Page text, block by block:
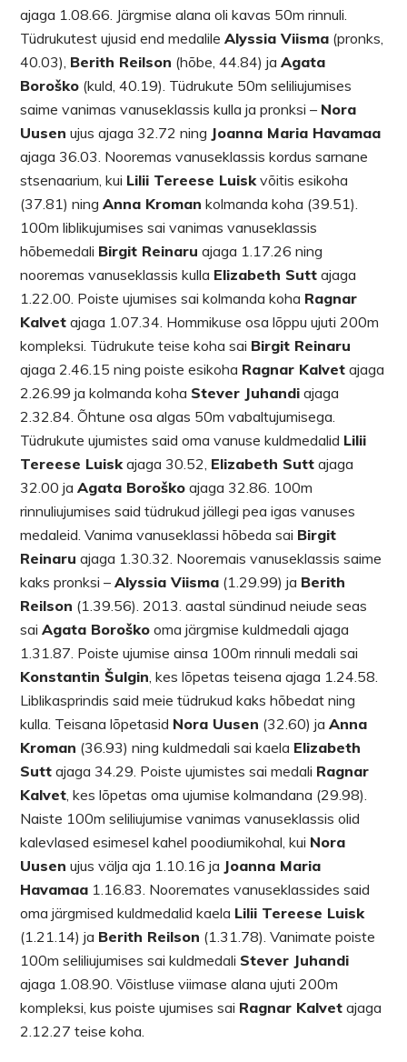
ajaga 1.08.66. Järgmise alana oli kavas 50m rinnuli.
Tüdrukutest ujusid end medalileAlyssia Viisma (pronks,
40.03), Berith Reilson (hõbe, 44.84) jaAgata
Boroško (kuld, 40.19). Tüdrukute 50m seliliujumises
saime vanimas vanuseklassis kulla ja pronksi – Nora
Uusen ujus ajaga 32.72 ning Joanna Maria Havamaa
ajaga 36.03. Nooremas vanuseklassis kordus sarnane
stsenaarium, kui Lilii Tereese Luisk võitis esikoha
(37.81) ningAnna Kroman kolmanda koha (39.51).
100m liblikujumises sai vanimas vanuseklassis
hõbemedali Birgit Reinaru ajaga 1.17.26 ning
nooremas vanuseklassis kulla Elizabeth Sutt ajaga
1.22.00. Poiste ujumises sai kolmanda koha Ragnar
Kalvet ajaga 1.07.34. Hommikuse osa lõppu ujuti 200m
kompleksi. Tüdrukute teise koha sai Birgit Reinaru
ajaga 2.46.15 ning poiste esikoha Ragnar Kalvet ajaga
2.26.99 ja kolmanda koha Stever Juhandi ajaga
2.32.84. Õhtune osa algas 50m vabaltujumisega.
Tüdrukute ujumistes said oma vanuse kuldmedalid Lilii
Tereese Luisk ajaga 30.52, Elizabeth Sutt ajaga
32.00 jaAgata Boroško ajaga 32.86. 100m
rinnuliujumises said tüdrukud jällegi pea igas vanuses
medaleid. Vanima vanuseklassi hõbeda sai Birgit
Reinaru ajaga 1.30.32. Nooremais vanuseklassis saime
kaks pronksi –Alyssia Viisma (1.29.99) ja Berith
Reilson (1.39.56). 2013. aastal sündinud neiude seas
saiAgata Boroško oma järgmise kuldmedali ajaga
1.31.87. Poiste ujumise ainsa 100m rinnuli medali sai
Konstantin Šulgin , kes lõpetas teisena ajaga 1.24.58.
Liblikasprindis said meie tüdrukud kaks hõbedat ning
kulla. Teisana lõpetasid Nora Uusen (32.60) jaAnna
Kroman (36.93) ning kuldmedali sai kaela Elizabeth
Sutt ajaga 34.29. Poiste ujumistes sai medali Ragnar
Kalvet , kes lõpetas oma ujumise kolmandana (29.98).
Naiste 100m seliliujumise vanimas vanuseklassis olid
kalevlased esimesel kahel poodiumikohal, kui Nora
Uusen ujus välja aja 1.10.16 ja Joanna Maria
Havamaa 1.16.83. Nooremates vanuseklassides said
oma järgmised kuldmedalid kaela Lilii Tereese Luisk
(1.21.14) ja Berith Reilson (1.31.78). Vanimate poiste
100m seliliujumises sai kuldmedali Stever Juhandi
ajaga 1.08.90. Võistluse viimase alana ujuti 200m
kompleksi, kus poiste ujumises sai Ragnar Kalvet ajaga
2.12.27 teise koha.